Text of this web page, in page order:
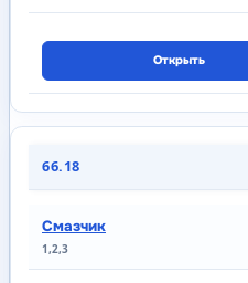
Открыть
66.18
Смазчик
1,2,3